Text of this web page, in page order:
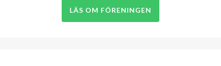
LÄS OM FÖRENINGEN